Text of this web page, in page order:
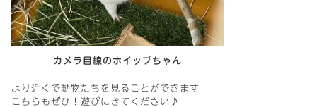
カメラ目線のホイップちゃん
より近くで動物たちを見ることができます！
こちらもぜひ！遊びにきてください♪